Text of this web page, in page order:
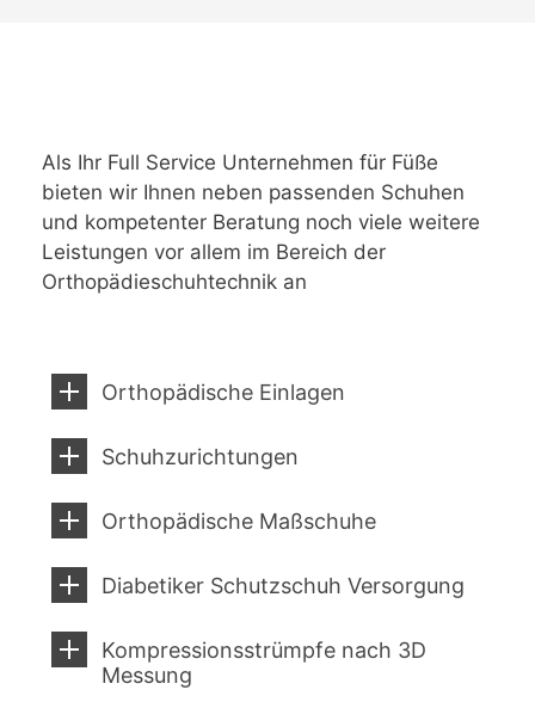
Als Ihr Full Service Unternehmen für Füße
bieten wir Ihnen neben passenden Schuhen
und kompetenter Beratung noch viele weitere
Leistungen vor allem im Bereich der
Orthopädieschuhtechnik an
Orthopädische Einlagen
Schuhzurichtungen
Orthopädische Maßschuhe
Diabetiker Schutzschuh Versorgung
Kompressionsstrümpfe nach 3D
Messung